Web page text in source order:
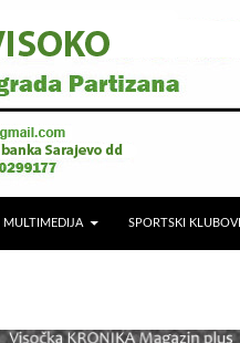
MULTIMEDIJA SPORTSKI KLUBOVI